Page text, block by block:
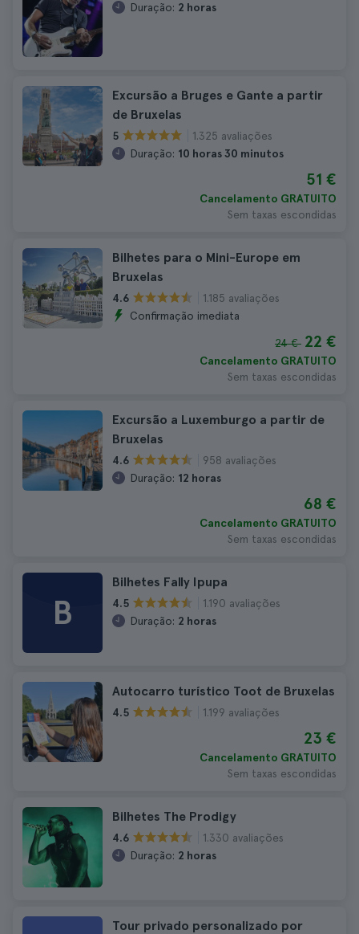
Duração: 2 horas
Excursão a Bruges e Gante a partir
de Bruxelas
5
1.325 avaliações
Duração: 10 horas 30 minutos
51 €
Cancelamento GRATUITO
Sem taxas escondidas
Bilhetes para o Mini-Europe em
Bruxelas
4.6
1.185 avaliações
Confirmação imediata
24 € 22 €
Cancelamento GRATUITO
Sem taxas escondidas
Excursão a Luxemburgo a partir de
Bruxelas
4.6
958 avaliações
Duração: 12 horas
68 €
Cancelamento GRATUITO
Sem taxas escondidas
B
Bilhetes Fally Ipupa
4.5
1.190 avaliações
Duração: 2 horas
Autocarro turístico Toot de Bruxelas
4.5 1.199 avaliações
23 €
Cancelamento GRATUITO
Sem taxas escondidas
Bilhetes The Prodigy
4.6
1.330 avaliações
Duração: 2 horas
Tour privado personalizado por